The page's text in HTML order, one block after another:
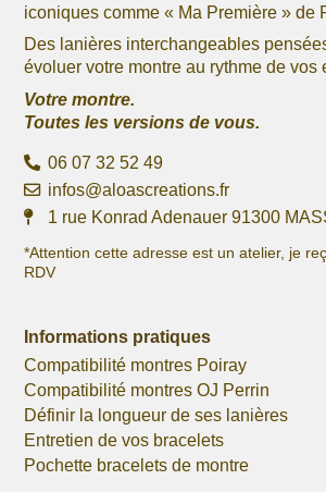
iconiques comme « Ma Première » de
Des lanières interchangeables
évoluer votre montre au rythme de vos
Votre montre.
Toutes les versions de vous.
06 07 32 52 49
infos@aloascreations.fr
1 rue Konrad Adenauer 91300
*Attention cette adresse est un atelier, je
RDV
Informations pratiques
Compatibilité montres Poiray
Compatibilité montres OJ Perrin
Définir la longueur de ses lanières
Entretien de vos bracelets
Pochette bracelets de montre